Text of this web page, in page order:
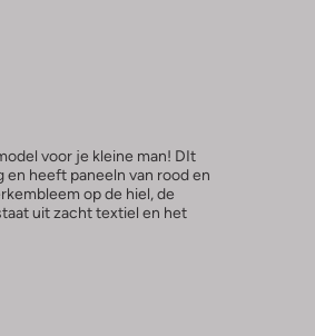
voor je kleine man! DIt
en heeft paneeln van rood en
op de hiel, de
uit zacht textiel en het